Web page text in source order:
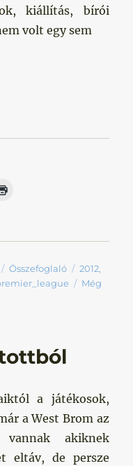
kiállítás, bírói
volt egy sem
Kategória
Összefoglaló Címke
2012,
Még
a játékosok,
a West Brom az
akiknek
eltáv, de persze